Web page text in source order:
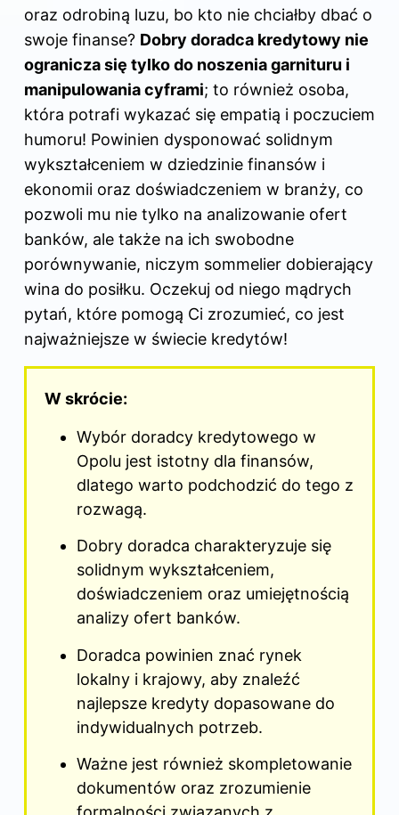
oraz odrobiną luzu, bo kto nie chciałby dbać o
swoje finanse? Dobry doradca kredytowy nie
ogranicza się tylko do noszenia garnituru i
manipulowania cyframi; to również osoba,
która potrafi wykazać się empatią i poczuciem
humoru! Powinien dysponować solidnym
wykształceniem w dziedzinie finansów i
ekonomii oraz doświadczeniem w branży, co
pozwoli mu nie tylko na analizowanie ofert
banków, ale także na ich swobodne
porównywanie, niczym sommelier dobierający
wina do posiłku. Oczekuj od niego mądrych
pytań, które pomogą Ci zrozumieć, co jest
najważniejsze w świecie kredytów!
W skrócie:
Wybór doradcy kredytowego w
Opolu jest istotny dla finansów,
dlatego warto podchodzić do tego z
rozwagą.
Dobry doradca charakteryzuje się
solidnym wykształceniem,
doświadczeniem oraz umiejętnością
analizy ofert banków.
Doradca powinien znać rynek
lokalny i krajowy, aby znaleźć
najlepsze kredyty dopasowane do
indywidualnych potrzeb.
Ważne jest również skompletowanie
dokumentów oraz zrozumienie